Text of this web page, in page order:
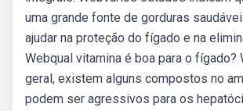
uma grande fonte de gorduras
ajudar na proteção do fígado e na
Webqual vitamina é boa para o fígado?
geral, existem alguns compostos no
podem ser agressivos para os